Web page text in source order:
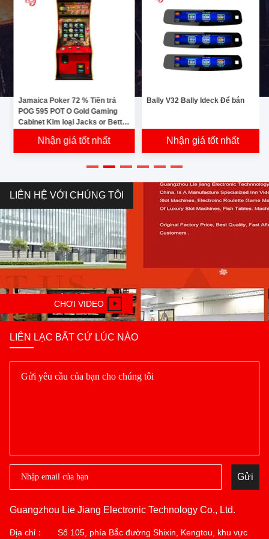
Jamaica Poker 72 % Tiền trả
POG 595 POT O Gold Gaming
Cabinet Kim loại Jacks or Better
Nhận giá tốt nhất
Bally V32 Bally Ideck Để bán
Nhận giá tốt nhất
LIÊN HỆ VỚI CHÚNG TÔI
CHƠI VIDEO
LIÊN LẠC BẤT CỨ LÚC NÀO
Gửi
Guangzhou Lie Jiang Electronic Technology Co., Ltd.
Địa chỉ： Số 105, phía Bắc đường Shixin, Kengtou, khu vực